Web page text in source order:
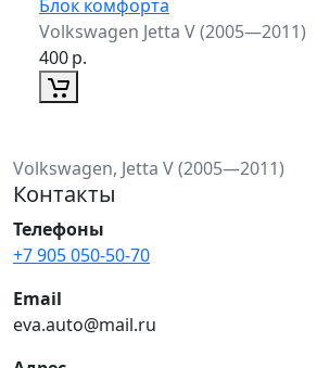
Блок комфорта
Volkswagen Jetta V (2005—2011)
400р.
Volkswagen, Jetta V (2005—2011)
Контакты
Телефоны
+7 905 050-50-70
Email
eva.auto@mail.ru